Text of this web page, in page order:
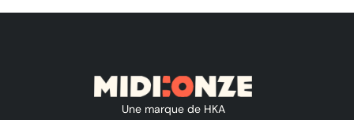
Une marque de HKA